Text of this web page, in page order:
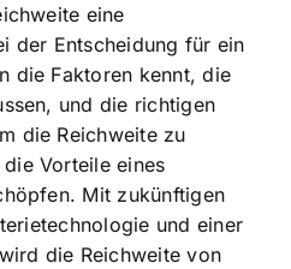
eine
der Entscheidung für ein
die Faktoren kennt, die
und die richtigen
die Reichweite zu
Vorteile eines
Mit zukünftigen
und einer
die Reichweite von